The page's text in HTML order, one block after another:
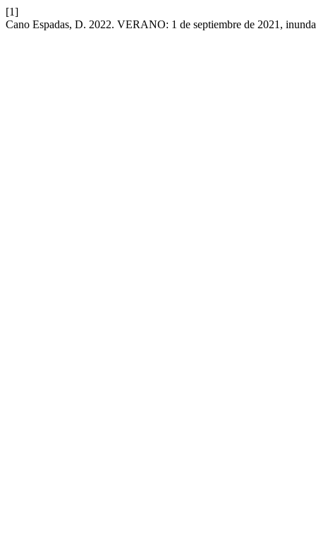
[1]
Cano Espadas, D. 2022. VERANO: 1 de septiembre de 2021,